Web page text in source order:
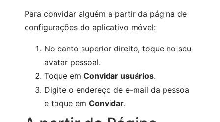
Para convidar alguém a partir da página de
configurações do aplicativo móvel:
No canto superior direito, toque no seu
avatar pessoal.
Toque em Convidar usuários.
Digite o endereço de e-mail da pessoa
e toque em Convidar.